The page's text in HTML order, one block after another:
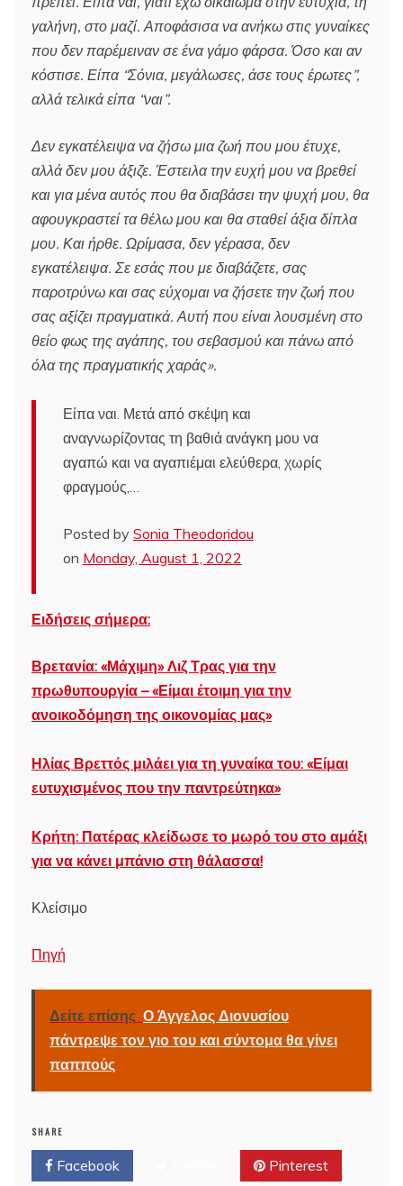
γαλήνη, στο μαζί. Αποφάσισα να ανήκω στις γυναίκες
που δεν παρέμειναν σε ένα γάμο φάρσα. Όσο και αν
κόστισε. Είπα “Σόνια, μεγάλωσες, άσε τους έρωτες”,
αλλά τελικά είπα “ναι”.
Δεν εγκατέλειψα να ζήσω μια ζωή που μου έτυχε,
αλλά δεν μου άξιζε. Έστειλα την ευχή μου να βρεθεί
και για μένα αυτός που θα διαβάσει την ψυχή μου, θα
αφουγκραστεί τα θέλω μου και θα σταθεί άξια δίπλα
μου. Και ήρθε. Ωρίμασα, δεν γέρασα, δεν
εγκατέλειψα. Σε εσάς που με διαβάζετε, σας
παροτρύνω και σας εύχομαι να ζήσετε την ζωή που
σας αξίζει πραγματικά. Αυτή που είναι λουσμένη στο
θείο φως της αγάπης, του σεβασμού και πάνω από
όλα της πραγματικής χαράς».
Είπα ναι. Μετά από σκέψη και
αναγνωρίζοντας τη βαθιά ανάγκη μου να
αγαπώ και να αγαπιέμαι ελεύθερα, χωρίς
φραγμούς,…
Posted by Sonia Theodoridou
on Monday, August 1, 2022
Ειδήσεις σήμερα:
Βρετανία: «Μάχιμη» Λιζ Τρας για την
πρωθυπουργία – «Είμαι έτοιμη για την
ανοικοδόμηση της οικονομίας μας»
Ηλίας Βρεττός μιλάει για τη γυναίκα του: «Είμαι
ευτυχισμένος που την παντρεύτηκα»
Κρήτη: Πατέρας κλείδωσε το μωρό του στο αμάξι
για να κάνει μπάνιο στη θάλασσα!
Κλείσιμο
Πηγή
Δείτε επίσης Ο Άγγελος Διονυσίου
πάντρεψε τον γιο του και σύντομα θα γίνει
παππούς
SHARE
Facebook Pinterest